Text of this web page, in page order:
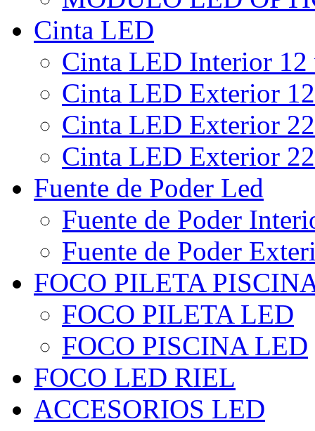
Cinta LED
Cinta LED Interior
Cinta LED Exterior
Cinta LED Exterior
Cinta LED Exterior
Fuente de Poder Led
Fuente de Poder
Fuente de Poder
FOCO PILETA
FOCO PILETA LED
FOCO PISCINA LED
FOCO LED RIEL
ACCESORIOS LED